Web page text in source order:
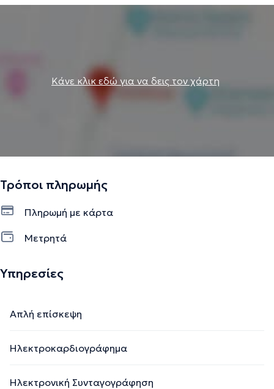
Κάνε κλικ εδώ για να δεις τον χάρτη
Τρόποι πληρωμής
Πληρωμή με κάρτα
Μετρητά
Υπηρεσίες
Απλή επίσκεψη
Ηλεκτροκαρδιογράφημα
Ηλεκτρονική Συνταγογράφηση